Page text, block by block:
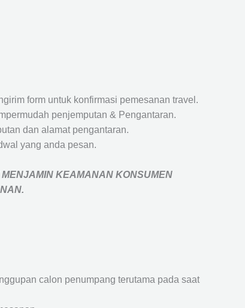
form untuk konfirmasi pemesanan travel.
penjemputan & Pengantaran.
dan alamat pengantaran.
yang anda pesan.
KEAMANAN KONSUMEN
.
calon penumpang terutama pada saat